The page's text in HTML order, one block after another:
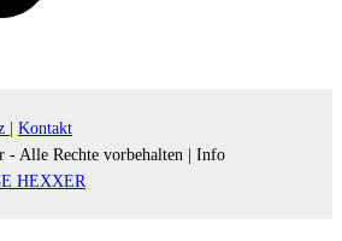
Kontakt
Alle Rechte vorbehalten |
Info
HEXXER